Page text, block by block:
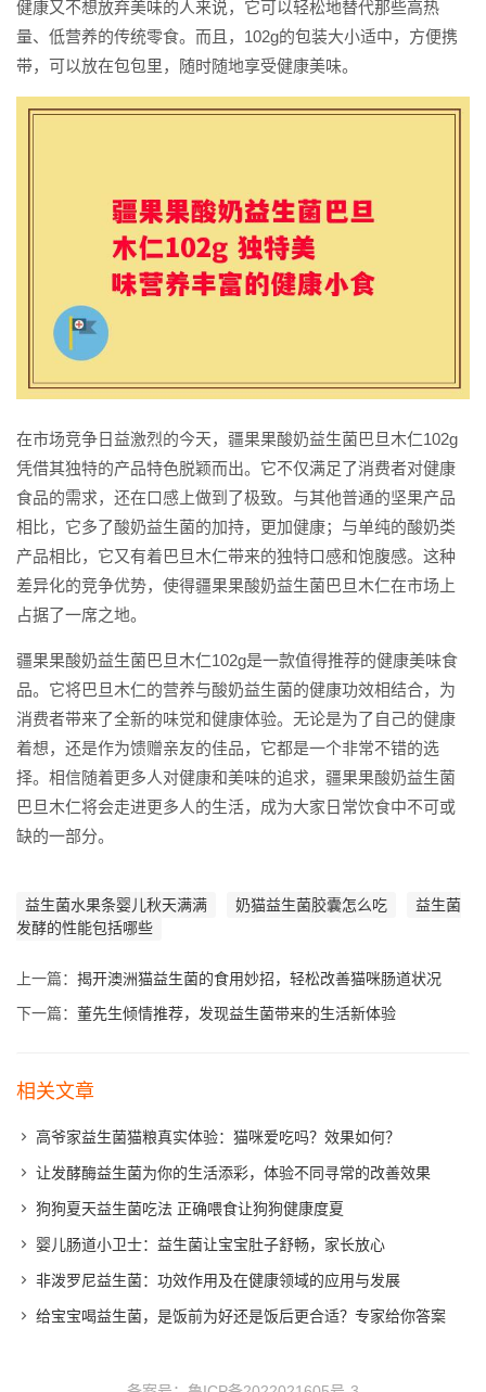
健康又不想放弃美味的人来说，它可以轻松地替代那些高热
量、低营养的传统零食。而且，102g的包装大小适中，方便携
带，可以放在包包里，随时随地享受健康美味。
在市场竞争日益激烈的今天，疆果果酸奶益生菌巴旦木仁102g
凭借其独特的产品特色脱颖而出。它不仅满足了消费者对健康
食品的需求，还在口感上做到了极致。与其他普通的坚果产品
相比，它多了酸奶益生菌的加持，更加健康；与单纯的酸奶类
产品相比，它又有着巴旦木仁带来的独特口感和饱腹感。这种
差异化的竞争优势，使得疆果果酸奶益生菌巴旦木仁在市场上
占据了一席之地。
疆果果酸奶益生菌巴旦木仁102g是一款值得推荐的健康美味食
品。它将巴旦木仁的营养与酸奶益生菌的健康功效相结合，为
消费者带来了全新的味觉和健康体验。无论是为了自己的健康
着想，还是作为馈赠亲友的佳品，它都是一个非常不错的选
择。相信随着更多人对健康和美味的追求，疆果果酸奶益生菌
巴旦木仁将会走进更多人的生活，成为大家日常饮食中不可或
缺的一部分。
益生菌水果条婴儿秋天满满 奶猫益生菌胶囊怎么吃
益生菌
发酵的性能包括哪些
上一篇： 揭开澳洲猫益生菌的食用妙招，轻松改善猫咪肠道状况
下一篇： 董先生倾情推荐，发现益生菌带来的生活新体验
相关文章
高爷家益生菌猫粮真实体验：猫咪爱吃吗？效果如何？
让发酵酶益生菌为你的生活添彩，体验不同寻常的改善效果
狗狗夏天益生菌吃法 正确喂食让狗狗健康度夏
婴儿肠道小卫士：益生菌让宝宝肚子舒畅，家长放心
非泼罗尼益生菌：功效作用及在健康领域的应用与发展
给宝宝喝益生菌，是饭前为好还是饭后更合适？专家给你答案